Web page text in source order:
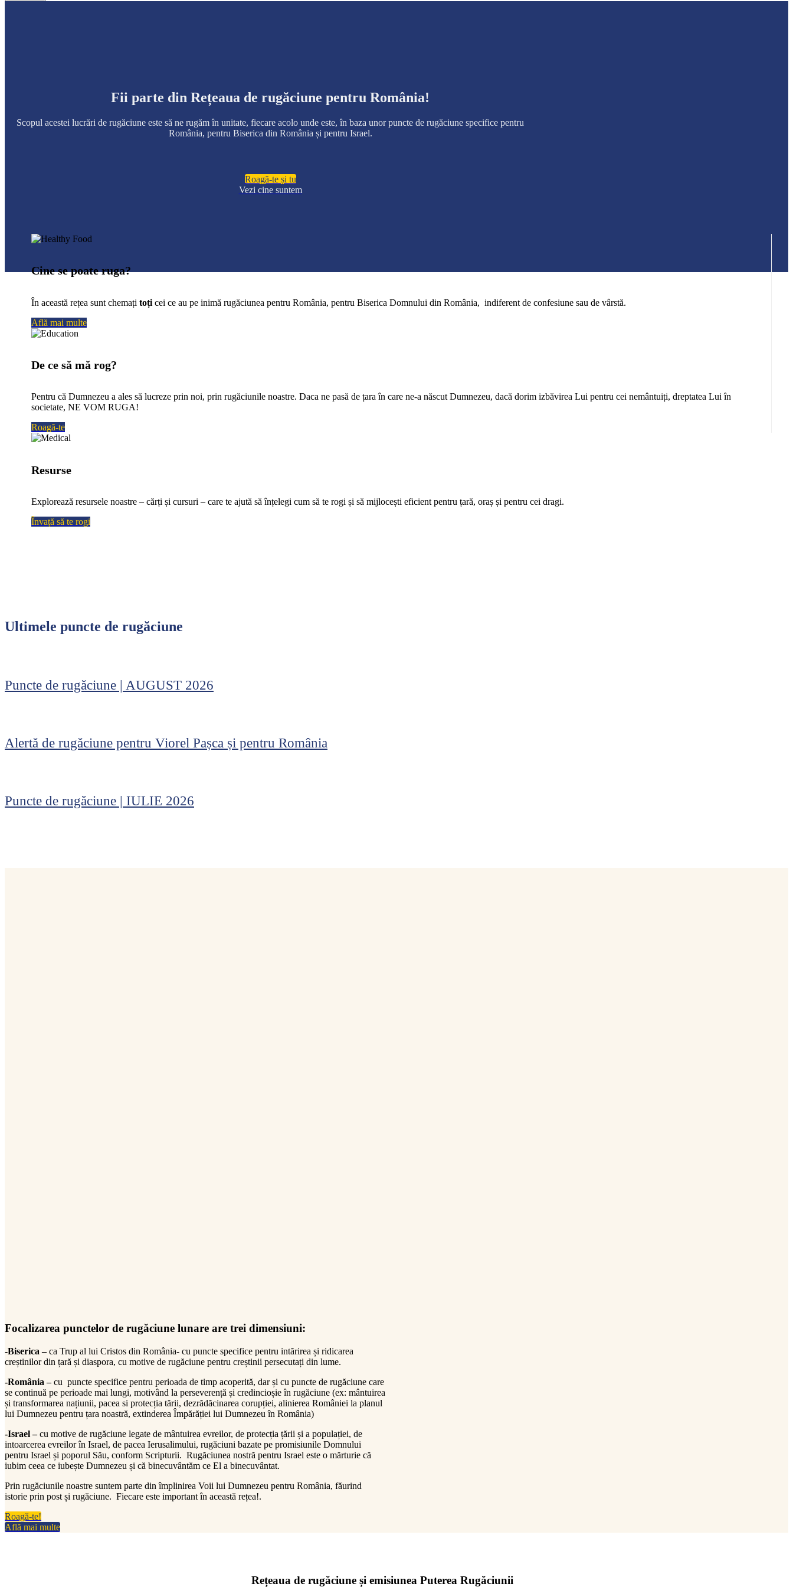
Fii parte din Rețeaua de rugăciune pentru România!
Scopul acestei lucrări de rugăciune este să ne rugăm în unitate, fiecare acolo unde este, în baza unor puncte de rugăciune specifice pentru
România, pentru Biserica din România și pentru Israel.
Roagă-te și tu
Vezi cine suntem
Cine se poate ruga?
În această rețea sunt chemați toți cei ce au pe inimă rugăciunea pentru România, pentru Biserica Domnului din România, indiferent de confesiune sau de vârstă.
Află mai multe
De ce să mă rog?
Pentru că Dumnezeu a ales să lucreze prin noi, prin rugăciunile noastre. Daca ne pasă de țara în care ne-a născut Dumnezeu, dacă dorim izbăvirea Lui pentru cei nemântuiți, dreptatea Lui în
societate, NE VOM RUGA!
Roagă-te
Resurse
Explorează resursele noastre – cărți și cursuri – care te ajută să înțelegi cum să te rogi și să mijlocești eficient pentru țară, oraș și pentru cei dragi.
Învață să te rogi
Ultimele puncte de rugăciune
Puncte de rugăciune | AUGUST 2026
Alertă de rugăciune pentru Viorel Pașca și pentru România
Puncte de rugăciune | IULIE 2026
Focalizarea punctelor de rugăciune lunare are trei dimensiuni:
-Biserica –ca Trup al lui Cristos din România- cu puncte specifice pentru intărirea și ridicarea
creștinilor din țară și diaspora, cu motive de rugăciune pentru creștinii persecutați din lume.
-România –cu puncte specifice pentru perioada de timp acoperită, dar și cu puncte de rugăciune care
se continuă pe perioade mai lungi, motivând la perseverență și credincioșie în rugăciune (ex: mântuirea
și transformarea națiunii, pacea si protecția tării, dezrădăcinarea corupției, alinierea României la planul
lui Dumnezeu pentru țara noastră, extinderea Împărăției lui Dumnezeu în România)
-Israel –cu motive de rugăciune legate de mântuirea evreilor, de protecția țării și a populației, de
intoarcerea evreilor în Israel, de pacea Ierusalimului, rugăciuni bazate pe promisiunile Domnului
pentru Israel și poporul Său, conform Scripturii. Rugăciunea nostră pentru Israel este o mărturie că
iubim ceea ce iubește Dumnezeu și că binecuvântăm ce El a binecuvântat.
Prin rugăciunile noastre suntem parte din împlinirea Voii lui Dumnezeu pentru România, făurind
istorie prin post și rugăciune. Fiecare este important în această rețea!.
Roagă-te!
Află mai multe
Rețeaua de rugăciune și emisiunea Puterea Rugăciunii